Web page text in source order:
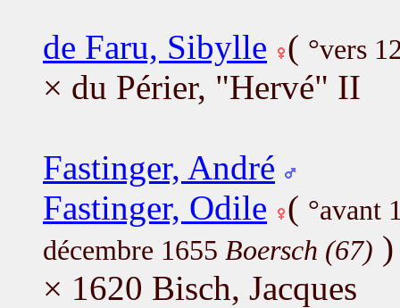
de Faru, Sibylle ( °vers
× du Périer, "Hervé" II
Fastinger, André
Fastinger, Odile ( °avant
décembre 1655 Boersch (67) )
× 1620 Bisch, Jacques